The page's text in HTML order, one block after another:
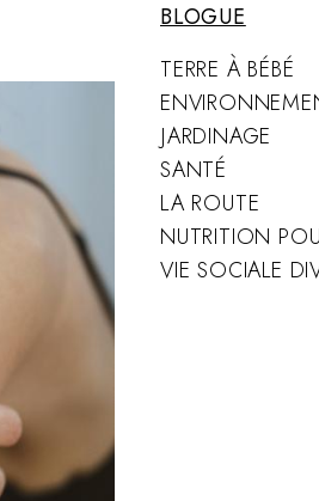
BLOGUE
TERRE À BÉBÉ
JARDINAGE
SANTÉ
LA ROUTE
NUTRITION
VIE SOCIALE